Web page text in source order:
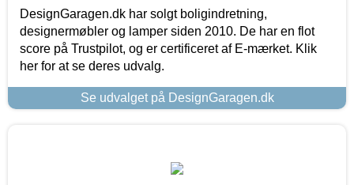
DesignGaragen.dk har solgt boligindretning,
designermøbler og lamper siden 2010. De har en flot
score på Trustpilot, og er certificeret af E-mærket. Klik
her for at se deres udvalg.
Se udvalget på DesignGaragen.dk